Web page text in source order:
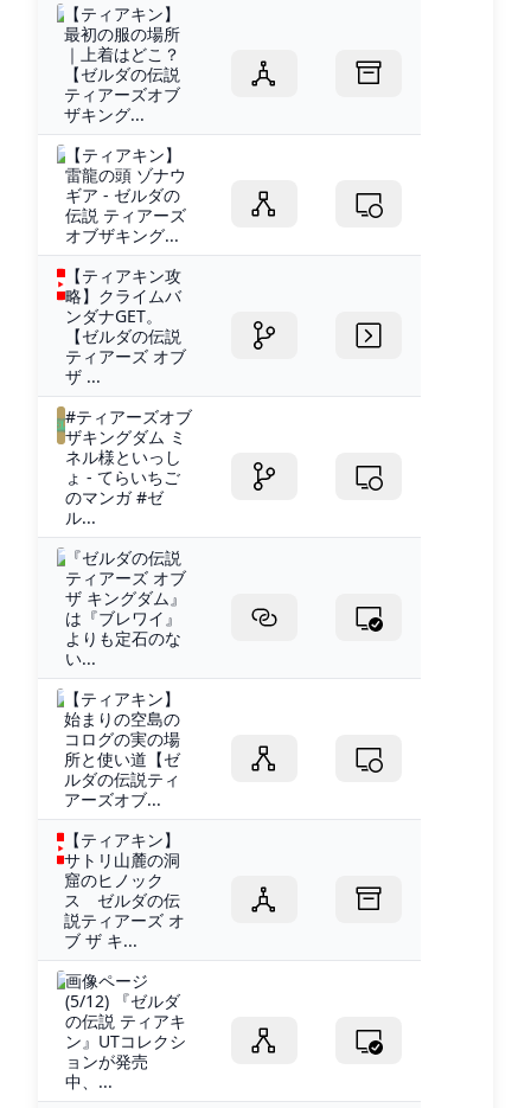
【ティアキン】
最初の服の場所
｜上着はどこ？
【ゼルダの伝説
ティアーズオブ
ザキング...
【ティアキン】
雷龍の頭 ゾナウ
ギア - ゼルダの
伝説 ティアーズ
オブザキング...
【ティアキン攻
略】クライムバ
ンダナGET。
【ゼルダの伝説
ティアーズ オブ
ザ ...
#ティアーズオブ
ザキングダム ミ
ネル様といっし
ょ - てらいちご
のマンガ #ゼ
ル...
『ゼルダの伝説
ティアーズ オブ
ザ キングダム』
は『ブレワイ』
よりも定石のな
い...
【ティアキン】
始まりの空島の
コログの実の場
所と使い道【ゼ
ルダの伝説ティ
アーズオブ...
【ティアキン】
サトリ山麓の洞
窟のヒノック
ス ゼルダの伝
説ティアーズ オ
ブ ザ キ...
画像ページ
(5/12) 『ゼルダ
の伝説 ティアキ
ン』UTコレクシ
ョンが発売
中、...